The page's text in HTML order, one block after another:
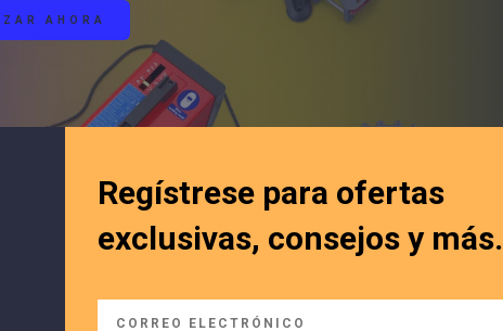
AHORA
Regístrese para ofertas
exclusivas, consejos y más.